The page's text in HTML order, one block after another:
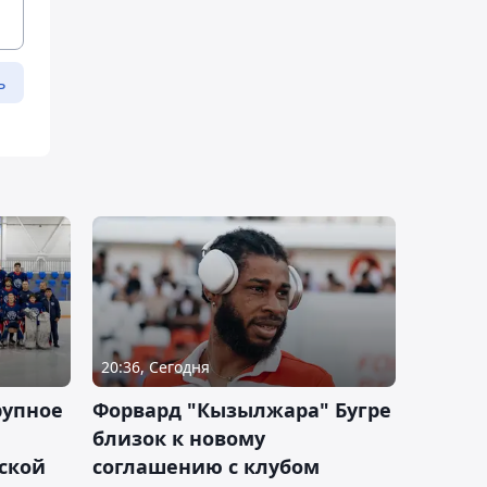
20:36, Сегодня
Форвард "Кызылжара" Бугре
близок к новому
соглашению с клубом